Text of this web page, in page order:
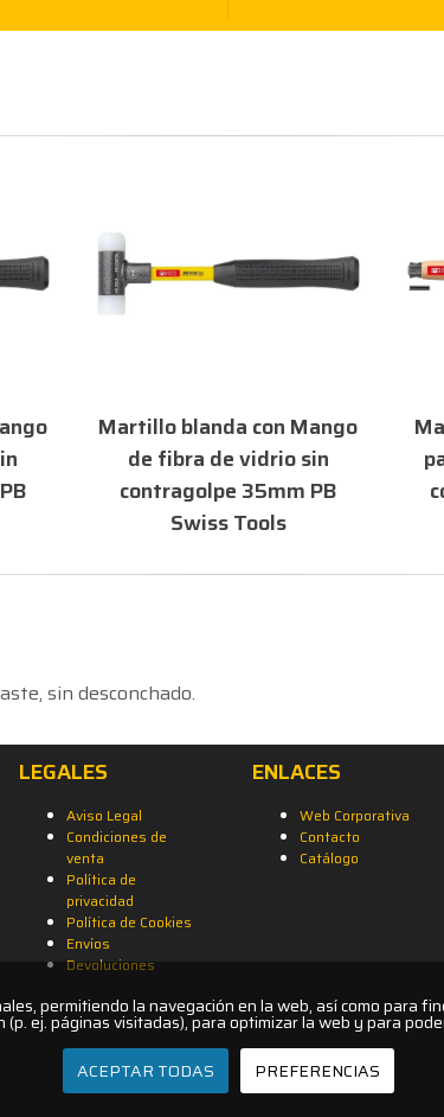
Martillo blanda con Mango
de fibra de vidrio sin
contragolpe 35mm PB
Swiss Tools
sin desconchado.
LEGALES
Aviso Legal
Condiciones de
venta
Política de
privacidad
Política de Cookies
Envíos
Devoluciones
ENLACES
Web Corporativa
Contacto
Catálogo
permitiendo la navegación en la web, así como para
ej. páginas visitadas), para optimizar la web y para
ACEPTAR TODAS
PREFERENCIAS